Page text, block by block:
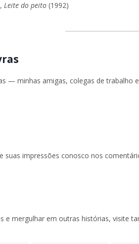
Leite do peito (1992)
— minhas amigas, colegas de trabalho
impressões conosco nos
e mergulhar em outras histórias, visite